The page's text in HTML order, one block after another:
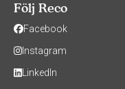
Följ Reco
Facebook
Instagram
LinkedIn